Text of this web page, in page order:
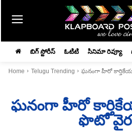
బిగ్ స్టోరీస్ ఓటిటి సినిమా రివ్యూ
Home Telugu Trending ఘనంగా హీరో కార్తికేయ
ఘనంగా హీరో
ఫొటో